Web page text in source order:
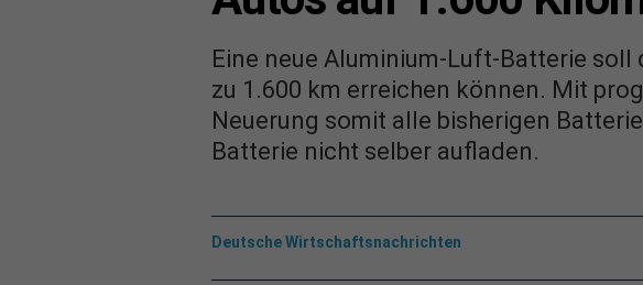
Eine neue Aluminium-Luft-Batterie soll
zu 1.600 km erreichen können. Mit
Neuerung somit alle bisherigen
Batterie nicht selber aufladen.
Deutsche Wirtschaftsnachrichten